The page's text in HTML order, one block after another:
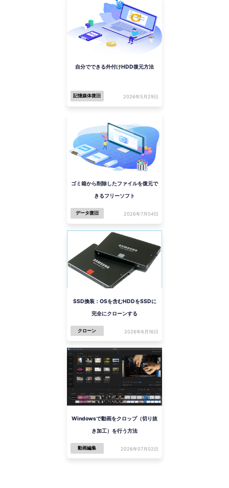
自分でできる外付けHDD復元方法
記憶媒体復旧 2026年5月29日
ゴミ箱から削除したファイルを復元で
きるフリーソフト
データ復旧 2026年7月04日
SSD換装：OSを含むHDDをSSDに
完全にクローンする
クローン 2026年6月16日
Windowsで動画をクロップ（切り抜
き加工）を行う方法
動画編集 2026年07月02日